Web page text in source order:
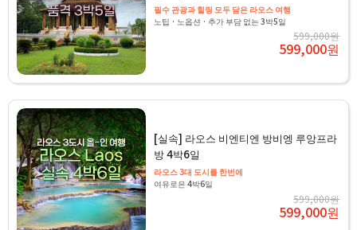
필수 관광과 힐링 모두 담은 라오스 여행
노팁 · 노옵션 · 추가 부담 없는 3박5일
599,000원
599,000원
[실속] 라오스 비엔티엔 방비엥 루앙프라
방 4박6일
라오스 3대 도시를 한번에
여유로은 4박6일
599,000원
599,000원